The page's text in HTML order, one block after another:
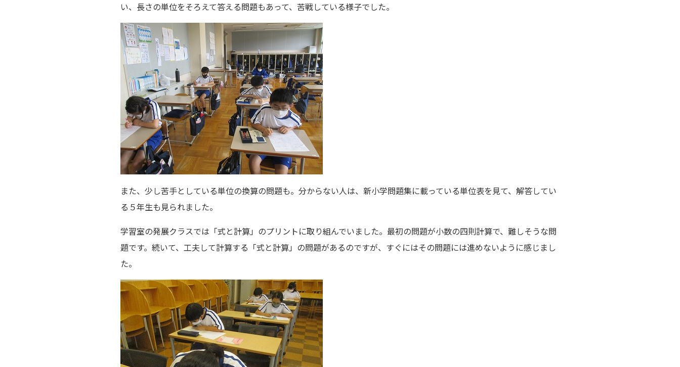
い、長さの単位をそろえて答える問題もあって、苦戦している様子でした。
また、少し苦手としている単位の換算の問題も。分からない人は、新小学問題集に載っている単位表を見て、解答してい
る５年生も見られました。
学習室の発展クラスでは「式と計算」のプリントに取り組んでいました。最初の問題が小数の四則計算で、難しそうな問
題です。続いて、工夫して計算する「式と計算」の問題があるのですが、すぐにはその問題には進めないように感じまし
た。